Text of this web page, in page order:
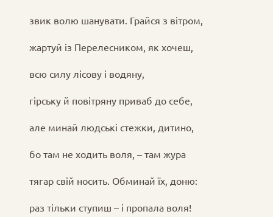
звик волю шанувати. Грайся з вітром,
жартуй із Перелесником, як хочеш,
всю силу лісову і водяну,
гірську й повітряну приваб до себе,
але минай людські стежки, дитино,
бо там не ходить воля, – там жура
тягар свій носить. Обминай їх, доню:
раз тільки ступиш – і пропала воля!